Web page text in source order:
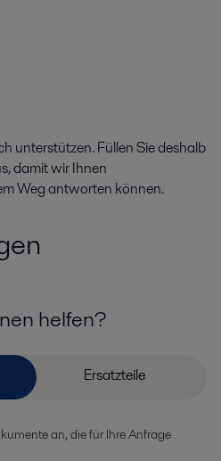
unterstützen. Füllen Sie deshalb
damit wir Ihnen
Weg antworten können.
helfen?
an, die für Ihre Anfrage